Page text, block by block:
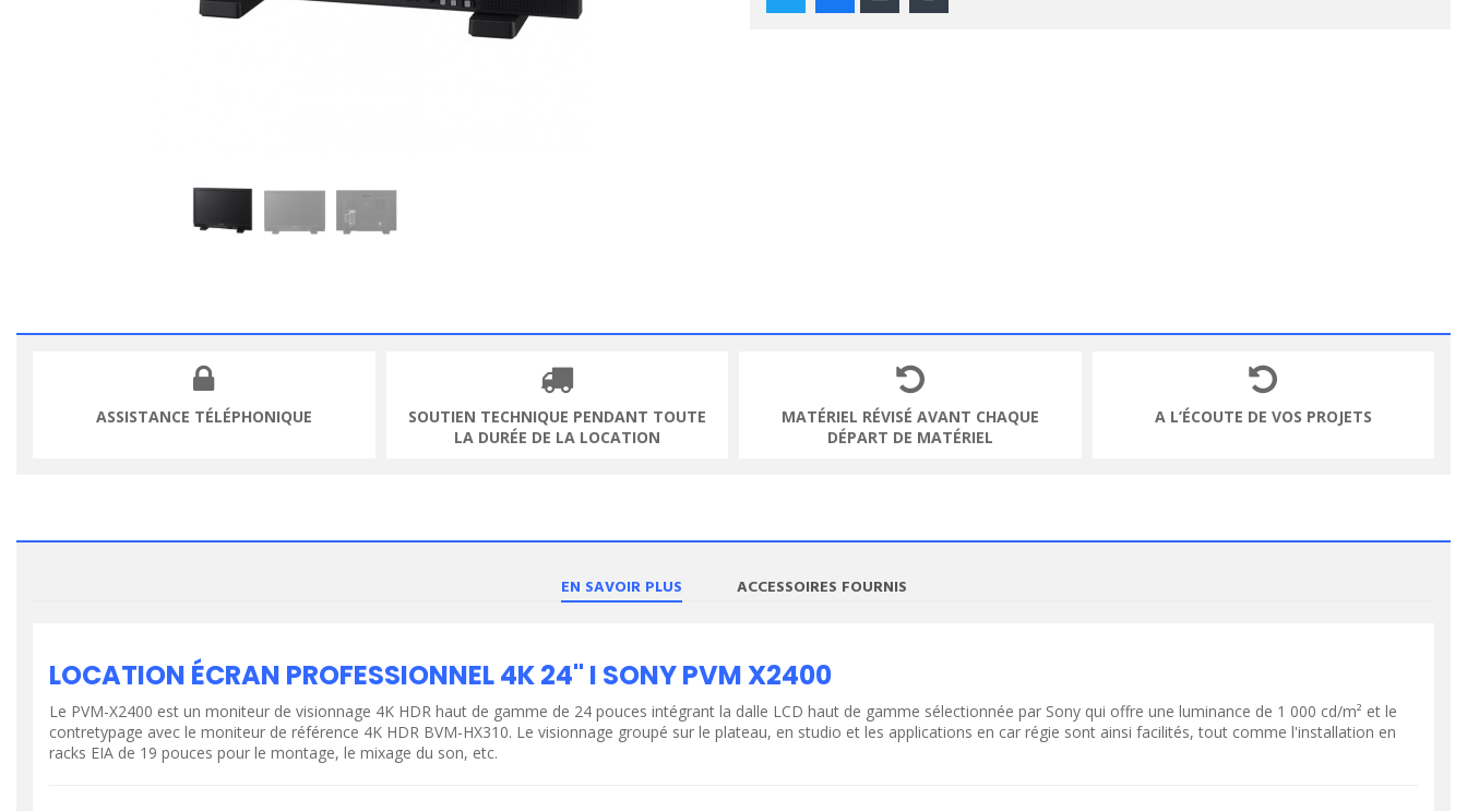
ASSISTANCE TÉLÉPHONIQUE
SOUTIEN TECHNIQUE PENDANT TOUTE
LA DURÉE DE LA LOCATION
MATÉRIEL RÉVISÉ AVANT CHAQUE
DÉPART DE MATÉRIEL
A L’ÉCOUTE DE VOS PROJETS
EN SAVOIR PLUS ACCESSOIRES FOURNIS
LOCATION ÉCRAN PROFESSIONNEL 4K 24" I SONY PVM X2400
Le PVM-X2400 est un moniteur de visionnage 4K HDR haut de gamme de 24 pouces intégrant la dalle LCD haut de gamme sélectionnée par Sony qui offre une luminance de 1 000 cd/m² et le
contretypage avec le moniteur de référence 4K HDR BVM-HX310. Le visionnage groupé sur le plateau, en studio et les applications en car régie sont ainsi facilités, tout comme l'installation en
racks EIA de 19 pouces pour le montage, le mixage du son, etc.
VOIR LE PRODUIT VOIR LE PRODUIT VOIR LE PRODUIT VOIR LE PRODUIT VOIR LE PRODUIT